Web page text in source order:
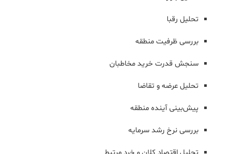
تحلیل رقبا
بررسی ظرفیت منطقه
سنجش قدرت خرید مخاطبان
تحلیل عرضه و تقاضا
پیش‌بینی آینده منطقه
بررسی نرخ رشد سرمایه